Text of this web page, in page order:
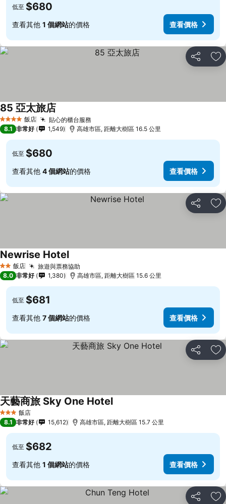
低至 $680
查看其他 1 個網站的價格 查看價格
分享 加
4 星級 飯店 貼心的櫃台服務
85 亞太旅店
8.1 非常好 1,549 高雄市區, 距離大樹區 16.5 公里
低至 $680
查看其他 4 個網站的價格 查看價格
分享 加
2 星級飯店 旅遊與票務協助
Newrise Hotel查看價格
8.0 非常好 1,380 高雄市區, 距離大樹區 15.6 公里
低至 $681
查看其他 7 個網站的價格 查看價格
分享 加
3 星級 飯店
天藝商旅 Sky One Hotel查看價格
8.1 非常好 15,612 高雄市區, 距離大樹區 15.7 公里
低至 $682
查看其他 1 個網站的價格 查看價格
分享 加